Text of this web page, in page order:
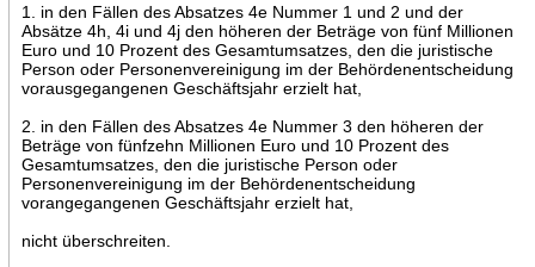
1. in den Fällen des Absatzes 4e Nummer 1 und 2 und der
Absätze 4h, 4i und 4j den höheren der Beträge von fünf Millionen
Euro und 10 Prozent des Gesamtumsatzes, den die juristische
Person oder Personenvereinigung im der Behördenentscheidung
vorausgegangenen Geschäftsjahr erzielt hat,
2. in den Fällen des Absatzes 4e Nummer 3 den höheren der
Beträge von fünfzehn Millionen Euro und 10 Prozent des
Gesamtumsatzes, den die juristische Person oder
Personenvereinigung im der Behördenentscheidung
vorangegangenen Geschäftsjahr erzielt hat,
nicht überschreiten.